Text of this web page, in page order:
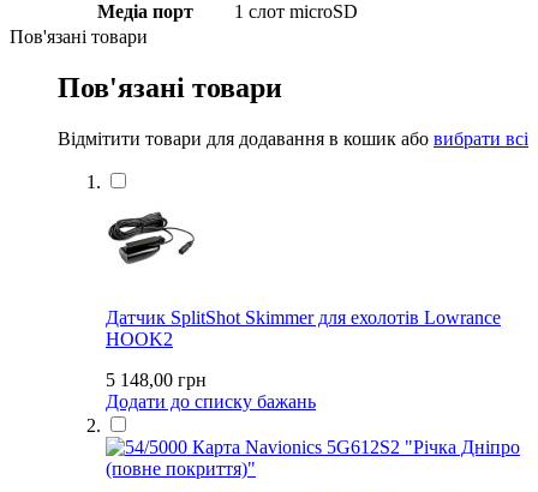
Медіа порт
1 слот microSD
Пов'язані товари
Пов'язані товари
Відмітити товари для додавання в кошик або вибрати всі
Датчик SplitShot Skimmer для ехолотів Lowrance
HOOK2
5 148,00 грн
Додати до списку бажань